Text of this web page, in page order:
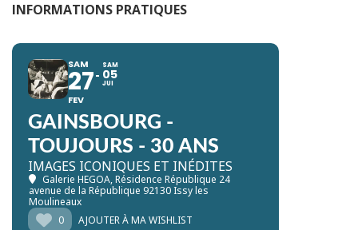
INFORMATIONS PRATIQUES
SAM
27
FEV
SAM
05
JUI
GAINSBOURG -
TOUJOURS - 30 ANS
IMAGES ICONIQUES ET INÉDITES
Galerie HEGOA, Résidence République 24
avenue de la République 92130 Issy les
Moulineaux
0
AJOUTER À MA WISHLIST